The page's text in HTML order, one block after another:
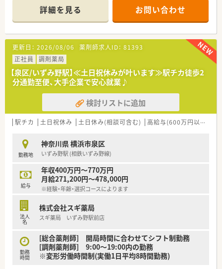
■研修制度は様々なプランがあり、集合研修だけでなく任意で受
講可能な研修も幅広く用意されています
■店舗で活躍する従業員、社外で活躍する従業員、将来経営幹部
となる従業員など、薬剤師として様々な活躍ができるフィールド
を用意されています
■総合薬剤師・調剤薬剤師（土日休み・19時までの勤務）どちらか
の働き方を選択できます
■調剤併設型だけでなく「医療モール・クリニック併設店舗」「敷
地内薬局」「訪問調剤特化型店舗」など様々な店舗を運営してい
ます
■在宅医療にも積極的取り組んでおり「訪問調剤特化型店舗」を
50店舗以上、無菌調剤室は業界最多の51店舗設置しています
■「プラチナくるみん認定企業」「健康経営優良法人2023（大規模
法人部門）認定」等を取得し一人ひとりが働きやすい環境が整備
■充実した研修制度、人事制度、評価制度、キャリア支援制度等
があるのも特徴です
詳細を見る お問い合わせ
更新日： 2026/08/06 薬剤師求人ID： 81393
正社員
調剤薬局
【泉区/いずみ野駅】≪土日祝休みが叶います≫駅チカ徒歩2
分通勤至便、大手企業で安心就業♪
検討リストに追加
駅チカ 土日祝休み 土日休み(相談可含む) 高給与(600万円以上)
勤務地
神奈川県 横浜市泉区
いずみ野駅 (相鉄いずみ野線)
給与
年収400万円～770万円
月給271,200円～478,000円
※経験・年齢・選択コースによります
法人
名
株式会社スギ薬局
スギ薬局 いずみ野駅前店
勤務
時間
[総合薬剤師] 開局時間に合わせてシフト制勤務
[調剤薬剤師] 9:00～19:00内の勤務
※変形労働時間制(実働1日平均8時間勤務)